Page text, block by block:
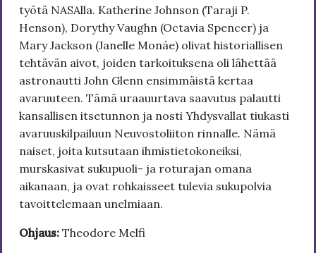
työtä NASAlla. Katherine Johnson (Taraji P.
Henson), Dorythy Vaughn (Octavia Spencer) ja
Mary Jackson (Janelle Monáe) olivat historiallisen
tehtävän aivot, joiden tarkoituksena oli lähettää
astronautti John Glenn ensimmäistä kertaa
avaruuteen. Tämä uraauurtava saavutus palautti
kansallisen itsetunnon ja nosti Yhdysvallat tiukasti
avaruuskilpailuun Neuvostoliiton rinnalle. Nämä
naiset, joita kutsutaan ihmistietokoneiksi,
murskasivat sukupuoli- ja roturajan omana
aikanaan, ja ovat rohkaisseet tulevia sukupolvia
tavoittelemaan unelmiaan.
Ohjaus: Theodore Melfi